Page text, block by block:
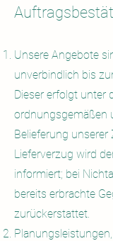
Unsere Angebote
unverbindlich bis
Dieser erfolgt unter
ordnungsgemäßen
Belieferung unserer
Lieferverzug wird d
informiert; bei
bereits erbrachte
zurückerstattet.